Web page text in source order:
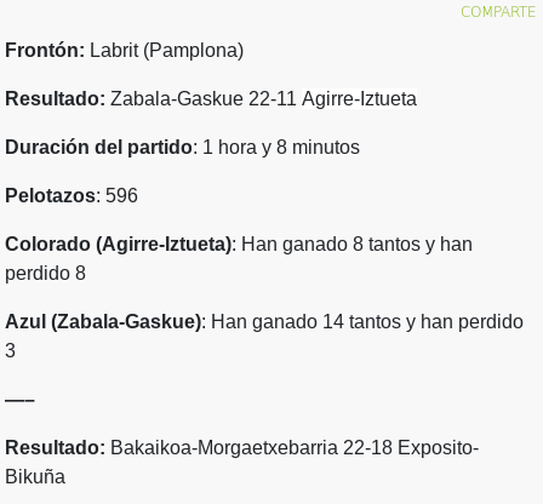
Frontón: Labrit (Pamplona)
Resultado: Zabala-Gaskue 22-11 Agirre-Iztueta
Duración del partido: 1 hora y 8 minutos
Pelotazos: 596
Colorado (Agirre-Iztueta): Han ganado 8 tantos y han
perdido 8
Azul (Zabala-Gaskue): Han ganado 14 tantos y han perdido
3
—–
Resultado: Bakaikoa-Morgaetxebarria 22-18 Exposito-
Bikuña